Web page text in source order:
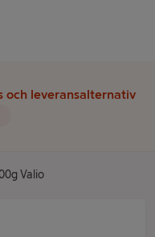
leveransalternativ
Valio